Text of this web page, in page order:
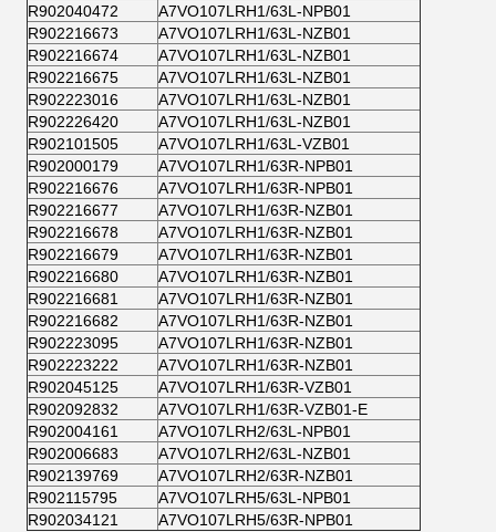
R902040472
A7VO107LRH1/63L-NPB01
R902216673
A7VO107LRH1/63L-NZB01
R902216674
A7VO107LRH1/63L-NZB01
R902216675
A7VO107LRH1/63L-NZB01
R902223016
A7VO107LRH1/63L-NZB01
R902226420
A7VO107LRH1/63L-NZB01
R902101505
A7VO107LRH1/63L-VZB01
R902000179
A7VO107LRH1/63R-NPB01
R902216676
A7VO107LRH1/63R-NPB01
R902216677
A7VO107LRH1/63R-NZB01
R902216678
A7VO107LRH1/63R-NZB01
R902216679
A7VO107LRH1/63R-NZB01
R902216680
A7VO107LRH1/63R-NZB01
R902216681
A7VO107LRH1/63R-NZB01
R902216682
A7VO107LRH1/63R-NZB01
R902223095
A7VO107LRH1/63R-NZB01
R902223222
A7VO107LRH1/63R-NZB01
R902045125
A7VO107LRH1/63R-VZB01
R902092832
A7VO107LRH1/63R-VZB01-E
R902004161
A7VO107LRH2/63L-NPB01
R902006683
A7VO107LRH2/63L-NZB01
R902139769
A7VO107LRH2/63R-NZB01
R902115795
A7VO107LRH5/63L-NPB01
R902034121
A7VO107LRH5/63R-NPB01